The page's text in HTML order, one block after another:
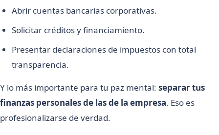
Abrir cuentas bancarias corporativas.
Solicitar créditos y financiamiento.
Presentar declaraciones de impuestos con total
transparencia.
Y lo más importante para tu paz mental: separar tus
finanzas personales de las de la empresa. Eso es
profesionalizarse de verdad.